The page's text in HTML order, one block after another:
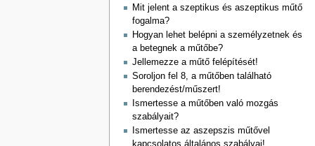
Mit jelent a szeptikus és aszeptikus műtő
fogalma?
Hogyan lehet belépni a személyzetnek és
a betegnek a műtőbe?
Jellemezze a műtő felépítését!
Soroljon fel 8, a műtőben található
berendezést/műszert!
Ismertesse a műtőben való mozgás
szabályait?
Ismertesse az aszepszis műtővel
kapcsolatos általános szabályai!